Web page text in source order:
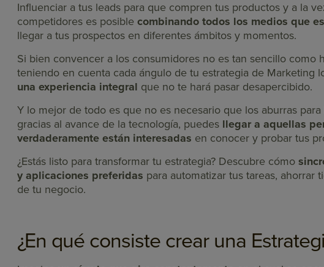
Influenciar a tus leads para que compren tus productos y a la
competidores es posible combinando todos los medios que
llegar a tus prospectos en diferentes ámbitos y momentos.
Si bien convencer a los consumidores no es tan sencillo como
teniendo en cuenta cada ángulo de tu estrategia de Marketing
una experiencia integral que no te hará pasar desapercibido.
Y lo mejor de todo es que no es necesario que los aburras
gracias al avance de la tecnología, puedes llegar a aquellas
verdaderamente están interesadas en conocer y probar tus
¿Estás listo para transformar tu estrategia? Descubre cómo
y aplicaciones preferidas para automatizar tus tareas, ahorrar
de tu negocio.
¿En qué consiste crear una